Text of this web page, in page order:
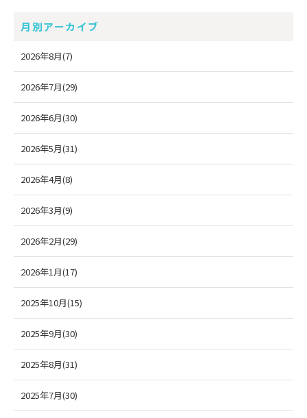
月別アーカイブ
2026年8月(7)
2026年7月(29)
2026年6月(30)
2026年5月(31)
2026年4月(8)
2026年3月(9)
2026年2月(29)
2026年1月(17)
2025年10月(15)
2025年9月(30)
2025年8月(31)
2025年7月(30)